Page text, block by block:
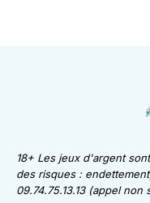
18+ Les jeux d'argent
des risques :
09.74.75.13.13 (appel non